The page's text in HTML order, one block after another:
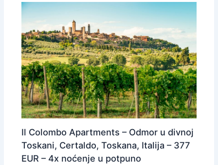
Il Colombo Apartments – Odmor u divnoj
Toskani, Certaldo, Toskana, Italija – 377
EUR – 4x noćenje u potpuno